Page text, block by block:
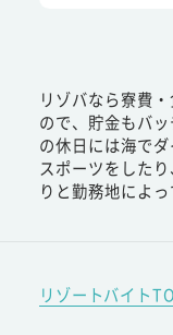
リゾバなら寮費
ので、貯金もバ
の休日には海で
スポーツをした
りと勤務地によ
リゾートバイト